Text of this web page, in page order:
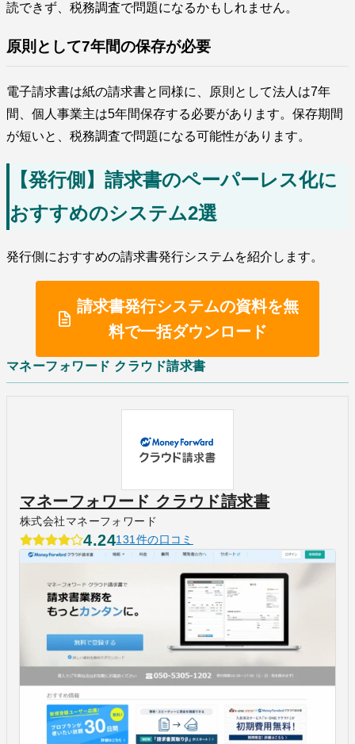
読できず、税務調査で問題になるかもしれません。
原則として7年間の保存が必要
電子請求書は紙の請求書と同様に、原則として法人は7年
間、個人事業主は5年間保存する必要があります。保存期間
が短いと、税務調査で問題になる可能性があります。
【発行側】請求書のペーパーレス化に
おすすめのシステム2選
発行側におすすめの請求書発行システムを紹介します。
請求書発行システムの資料を無
料で一括ダウンロード
マネーフォワード クラウド請求書
マネーフォワード クラウド請求書
株式会社マネーフォワード
4.24131件の口コミ